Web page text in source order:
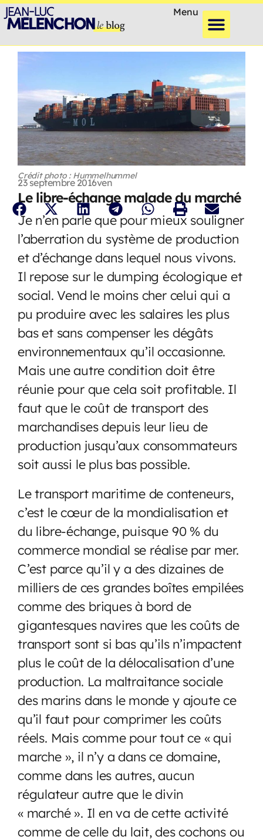
Menu
Crédit photo : Hummelhummel
23 septembre 2016ven
Le libre-échange malade du marché
Je n’en parle que pour mieux souligner
l’aberration du système de production
et d’échange dans lequel nous vivons.
Il repose sur le dumping écologique et
social. Vend le moins cher celui qui a
pu produire avec les salaires les plus
bas et sans compenser les dégâts
environnementaux qu’il occasionne.
Mais une autre condition doit être
réunie pour que cela soit profitable. Il
faut que le coût de transport des
marchandises depuis leur lieu de
production jusqu’aux consommateurs
soit aussi le plus bas possible.
Le transport maritime de conteneurs,
c’est le cœur de la mondialisation et
du libre-échange, puisque 90 % du
commerce mondial se réalise par mer.
C’est parce qu’il y a des dizaines de
milliers de ces grandes boîtes empilées
comme des briques à bord de
gigantesques navires que les coûts de
transport sont si bas qu’ils n’impactent
plus le coût de la délocalisation d’une
production. La maltraitance sociale
des marins dans le monde y ajoute ce
qu’il faut pour comprimer les coûts
réels. Mais comme pour tout ce « qui
marche », il n’y a dans ce domaine,
comme dans les autres, aucun
régulateur autre que le divin
« marché ». Il en va de cette activité
comme de celle du lait, des cochons ou